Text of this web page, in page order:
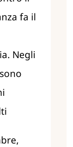
fa il
Negli